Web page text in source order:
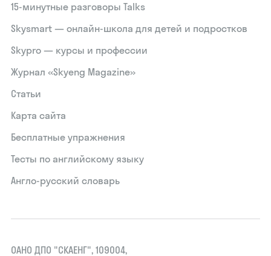
15‑минутные разговоры Talks
Skysmart — онлайн-школа для детей и подростков
Skypro — курсы и профессии
Журнал «Skyeng Magazine»
Статьи
Карта сайта
Бесплатные упражнения
Тесты по английскому языку
Англо-русский словарь
ОАНО ДПО "СКАЕНГ", 109004,